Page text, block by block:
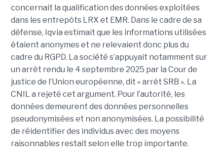
concernait la qualification des données exploitées
dans les entrepôts LRX et EMR. Dans le cadre de sa
défense, Iqvia estimait que les informations utilisées
étaient anonymes et ne relevaient donc plus du
cadre du RGPD. La société s’appuyait notamment sur
un arrêt rendu le 4 septembre 2025 par la Cour de
justice de l’Union européenne, dit « arrêt SRB ». La
CNIL a rejeté cet argument. Pour l’autorité, les
données demeurent des données personnelles
pseudonymisées et non anonymisées. La possibilité
de réidentifier des individus avec des moyens
raisonnables restait selon elle trop importante.